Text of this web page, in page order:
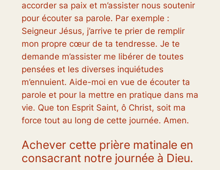
accorder sa paix et m’assister nous soutenir
pour écouter sa parole. Par exemple :
Seigneur Jésus, j’arrive te prier de remplir
mon propre cœur de ta tendresse. Je te
demande m’assister me libérer de toutes
pensées et les diverses inquiétudes
m’ennuient. Aide-moi en vue de écouter ta
parole et pour la mettre en pratique dans ma
vie. Que ton Esprit Saint, ô Christ, soit ma
force tout au long de cette journée. Amen.
Achever cette prière matinale en
consacrant notre journée à Dieu.